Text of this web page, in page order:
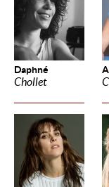
Daphné
Chollet